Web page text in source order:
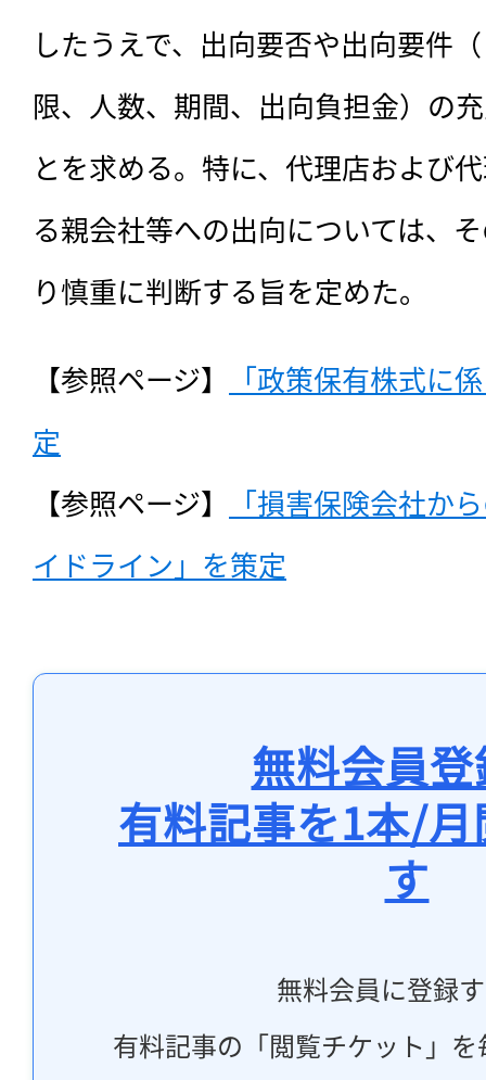
したうえで、出向要否や出向要件
限、人数、期間、出向負担金）の
とを求める。特に、代理店および
る親会社等への出向については、
り慎重に判断する旨を定めた。
【参照ページ】
「政策保有株式に
定
【参照ページ】
「損害保険会社か
イドライン」を策定
無料会員
有料記事を1本/
す
無料会員に登録
有料記事の「閲覧チケット」